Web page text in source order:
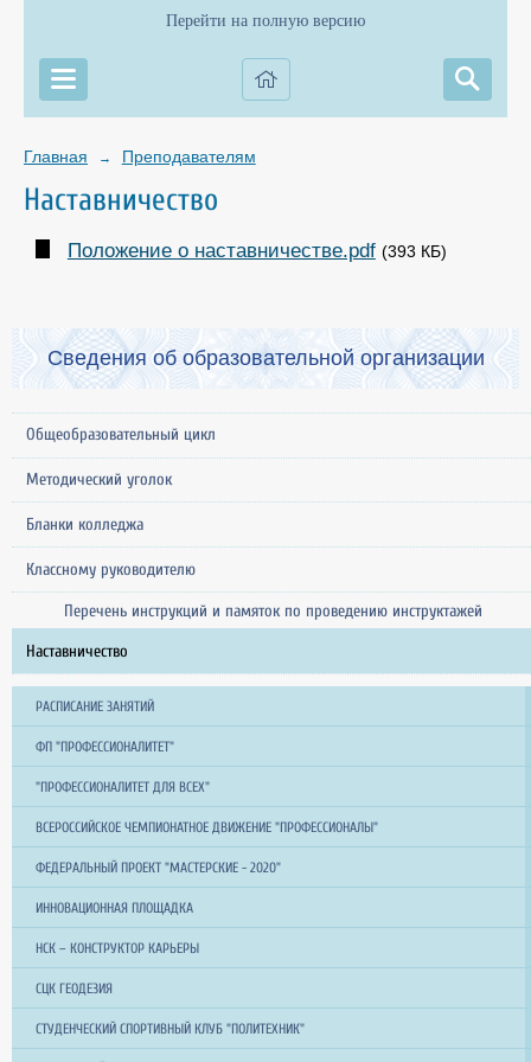
Перейти на полную версию
Главная → Преподавателям
Наставничество
Положение о наставничестве.pdf (393 КБ)
Сведения об образовательной организации
Общеобразовательный цикл
Методический уголок
Бланки колледжа
Классному руководителю
Перечень инструкций и памяток по проведению инструктажей
Наставничество
РАСПИСАНИЕ ЗАНЯТИЙ
ФП "ПРОФЕССИОНАЛИТЕТ"
"ПРОФЕССИОНАЛИТЕТ ДЛЯ ВСЕХ"
ВСЕРОССИЙСКОЕ ЧЕМПИОНАТНОЕ ДВИЖЕНИЕ "ПРОФЕССИОНАЛЫ"
ФЕДЕРАЛЬНЫЙ ПРОЕКТ "МАСТЕРСКИЕ - 2020"
ИННОВАЦИОННАЯ ПЛОЩАДКА
НСК – КОНСТРУКТОР КАРЬЕРЫ
СЦК ГЕОДЕЗИЯ
СТУДЕНЧЕСКИЙ СПОРТИВНЫЙ КЛУБ "ПОЛИТЕХНИК"